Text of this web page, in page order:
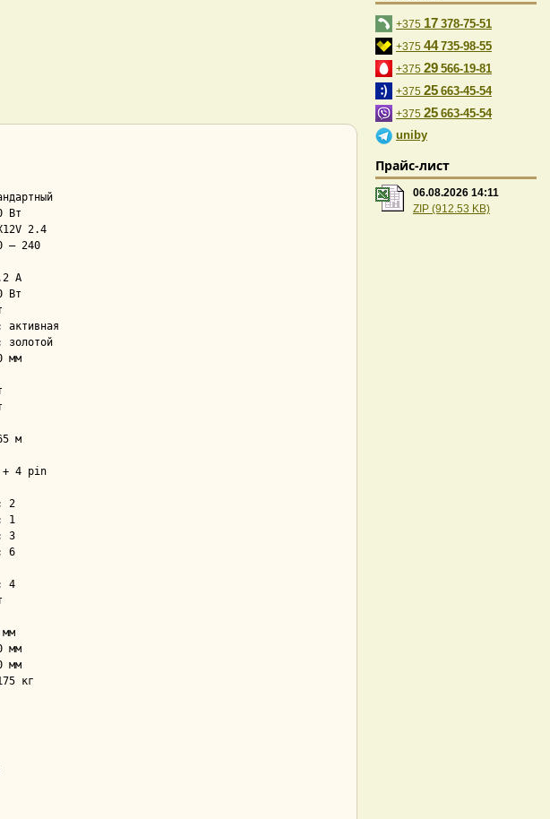
+375 17 378-75-51
+375 44 735-98-55
+375 29 566-19-81
+375 25 663-45-54
+375 25 663-45-54
uniby
Прайс-лист
06.08.2026 14:11
ZIP (912.53 KB)